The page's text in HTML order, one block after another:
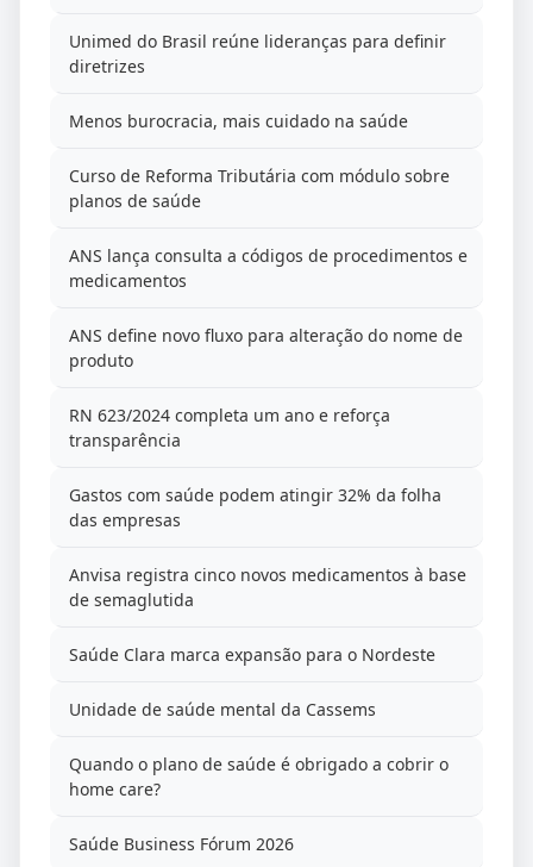
Unimed do Brasil reúne lideranças para definir
diretrizes
Menos burocracia, mais cuidado na saúde
Curso de Reforma Tributária com módulo sobre
planos de saúde
ANS lança consulta a códigos de procedimentos e
medicamentos
ANS define novo fluxo para alteração do nome de
produto
RN 623/2024 completa um ano e reforça
transparência
Gastos com saúde podem atingir 32% da folha
das empresas
Anvisa registra cinco novos medicamentos à base
de semaglutida
Saúde Clara marca expansão para o Nordeste
Unidade de saúde mental da Cassems
Quando o plano de saúde é obrigado a cobrir o
home care?
Saúde Business Fórum 2026